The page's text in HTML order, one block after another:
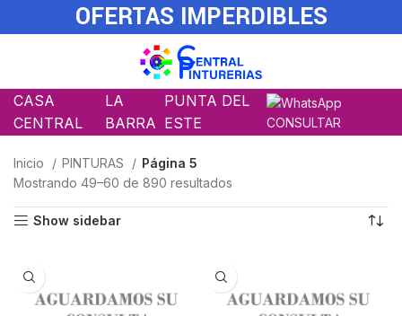
OFERTAS IMPERDIBLES
CASA
CENTRAL
LA
BARRA
PUNTA DEL
ESTE
CONSULTAR
Inicio PINTURAS
Página 5
Mostrando 49–60 de 890 resultados
Show sidebar